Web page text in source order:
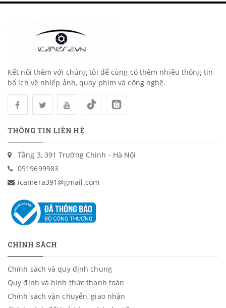
Kết nối thêm với chúng tôi để cùng có thêm nhiều thông tin
bổ ích về nhiếp ảnh, quay phim và công nghệ.
THÔNG TIN LIÊN HỆ
Tầng 3, 391 Trường Chinh - Hà Nội
0919699983
icamera391@gmail.com
CHÍNH SÁCH
Chính sách và quy định chung
Quy định và hình thức thanh toán
Chính sách vận chuyển, giao nhận